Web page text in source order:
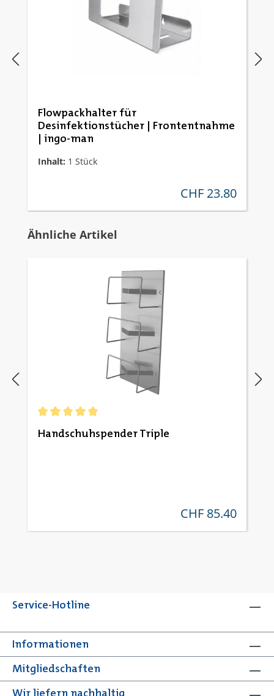
Flowpackhalter für
Desinfektionstücher | Frontentnahme
| ingo-man
Inhalt: 1 Stück
regulärer preis:
CHF 23.80
Produktgalerie überspringen
Ähnliche Artikel
Handschuhspender Triple
regulärer preis:
CHF 85.40
Service-Hotline
Mitgliedschaften
Informationen
Wir liefern nachhaltig